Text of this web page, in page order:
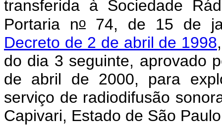
transferida à Sociedade
Portaria no 74, de 15 de
Decreto de 2 de abril de 1998
do dia 3 seguinte, aprovado
de abril de 2000, para
serviço de radiodifusão
Capivari, Estado de São